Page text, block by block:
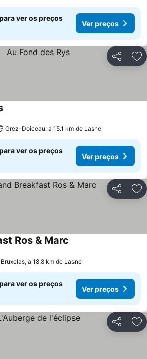
ver os preços
Ver preços
Partilhar
Grez-Doiceau, a 15.1 km de Lasne
ver os preços
Ver preços
Partilhar
Ros & Marc
Bruxelas, a 18.8 km de Lasne
ver os preços
Ver preços
Partilhar